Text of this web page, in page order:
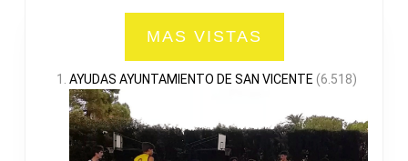
MAS VISTAS
AYUDAS AYUNTAMIENTO DE SAN VICENTE (6.518)